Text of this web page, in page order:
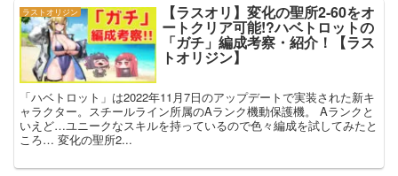
ラストオリジン 【ラスオリ】変化の聖所2-60をオ
ートクリア可能!?ハベトロットの
「ガチ」編成考察・紹介！【ラス
トオリジン】
「ハベトロット」は2022年11月7日のアップデートで実装された新キ
ャラクター。スチールライン所属のAランク機動保護機。 Aランクと
いえど…ユニークなスキルを持っているので色々編成を試してみたと
ころ… 変化の聖所2...